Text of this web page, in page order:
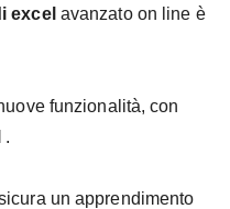
excel avanzato on line è
funzionalità, con
.
un apprendimento